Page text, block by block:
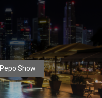
Pepo Show